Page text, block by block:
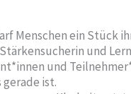
Menschen ein Stück
und
und
ist.